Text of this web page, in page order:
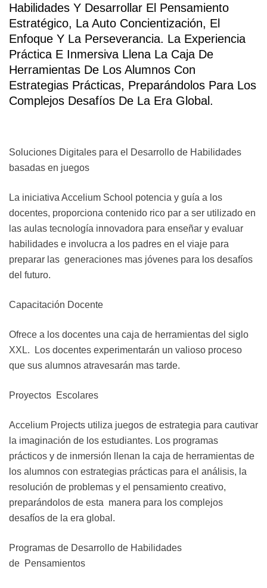
Habilidades Y Desarrollar El Pensamiento
Estratégico, La Auto Concientización, El
Enfoque Y La Perseverancia. La Experiencia
Práctica E Inmersiva Llena La Caja De
Herramientas De Los Alumnos Con
Estrategias Prácticas, Preparándolos Para Los
Complejos Desafíos De La Era Global.
Soluciones Digitales para el Desarrollo de Habilidades
basadas en juegos
La iniciativa Accelium School potencia y guía a los
docentes, proporciona contenido rico par a ser utilizado en
las aulas tecnología innovadora para enseñar y evaluar
habilidades e involucra a los padres en el viaje para
preparar las generaciones mas jóvenes para los desafíos
del futuro.
Capacitación Docente
Ofrece a los docentes una caja de herramientas del siglo
XXL.
Los docentes experimentarán un valioso proceso
que sus alumnos atravesarán mas tarde.
Proyectos Escolares
Accelium Projects utiliza juegos de estrategia para cautivar
la imaginación de los estudiantes. Los programas
prácticos y de inmersión llenan la caja de herramientas de
los alumnos con estrategias prácticas para el análisis, la
resolución de problemas y el pensamiento creativo,
preparándolos de esta manera para los complejos
desafíos de la era global.
Programas de Desarrollo de Habilidades
de Pensamientos